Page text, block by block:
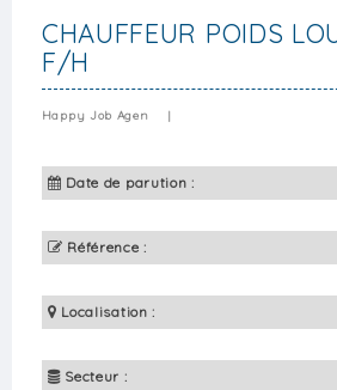
CHAUFFEUR POIDS
F/H
Happy Job Agen |
Date de parution :
Référence :
Localisation :
Secteur :